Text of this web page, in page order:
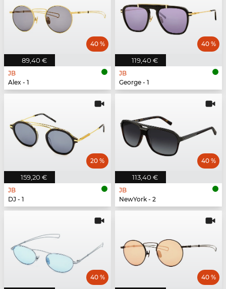
89,40 €
40 %
JB
Alex - 1
119,40 €
40 %
JB
George - 1
159,20 €
20 %
JB
DJ - 1
113,40 €
40 %
JB
NewYork - 2
40 % 40 %